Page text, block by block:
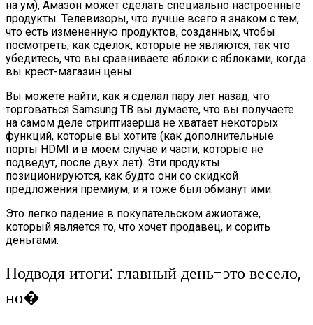
на ум), Амазон может сделать специально настроенные
продукты. Телевизоры, что лучше всего я знаком с тем,
что есть измененную продуктов, созданных, чтобы
посмотреть, как сделок, которые не являются, так что
убедитесь, что вы сравниваете яблоки с яблоками, когда
вы крест-магазин цены.
Вы можете найти, как я сделал пару лет назад, что
торговаться Samsung ТВ вы думаете, что вы получаете
на самом деле стриптизерша не хватает некоторых
функций, которые вы хотите (как дополнительные
порты HDMI и в моем случае и части, которые не
подведут, после двух лет). Эти продукты
позиционируются, как будто они со скидкой
предложения премиум, и я тоже был обманут ими.
Это легко падение в покупательском ажиотаже,
который является то, что хочет продавец, и сорить
деньгами.
Подводя итоги: главный день-это весело,
но�